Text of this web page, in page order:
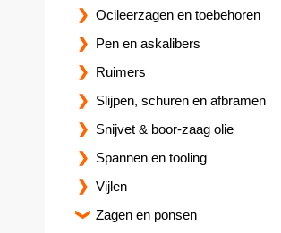
Ocileerzagen en toebehoren
Pen en askalibers
Ruimers
Slijpen, schuren en afbramen
Snijvet & boor-zaag olie
Spannen en tooling
Vijlen
Zagen en ponsen